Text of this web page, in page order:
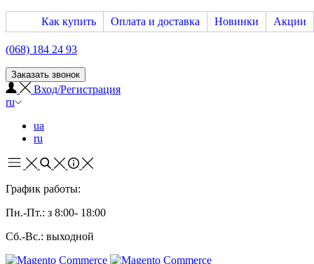
Как купить Оплата и доставка Новинки Акции
(068) 184 24 93
Заказать звонок
Вход/Регистрация
ru
ua
ru
График работы:
Пн.-Пт.: з 8:00- 18:00
Сб.-Вс.: выходной